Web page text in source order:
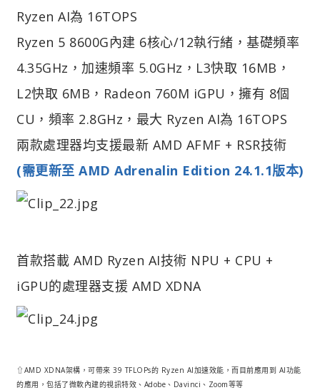
Ryzen AI為 16TOPS
Ryzen 5 8600G內建 6核心/12執行緒，基礎頻率
4.35GHz，加速頻率 5.0GHz，L3快取 16MB，
L2快取 6MB，Radeon 760M iGPU，擁有 8個
CU，頻率 2.8GHz，最大 Ryzen AI為 16TOPS
兩款處理器均支援最新 AMD AFMF + RSR技術
(需更新至 AMD Adrenalin Edition 24.1.1版本)
首款搭載 AMD Ryzen AI技術 NPU + CPU +
iGPU的處理器支援 AMD XDNA
⇧AMD XDNA架構，可帶來 39 TFLOPs的 Ryzen AI加速效能，而目前應用到 AI功能
的應用，包括了微軟內建的視訊特效、Adobe、Davinci、Zoom等等